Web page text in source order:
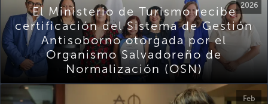
2026
El Ministerio de Turismo recibe
certificación del Sistema de Gestión
Antisoborno otorgada por el
Organismo Salvadoreño de
Normalización (OSN)
Feb